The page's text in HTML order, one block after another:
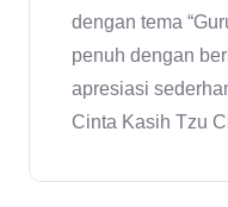
dengan tema
penuh dengan
apresiasi
Cinta Kasih Tzu